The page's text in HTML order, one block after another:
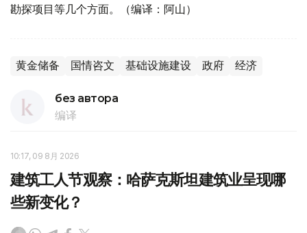
勘探项目等几个方面。（编译：阿山）
黄金储备 国情咨文 基础设施建设 政府 经济
без автора
编译
10:17, 09 8月 2026
建筑工人节观察：哈萨克斯坦建筑业呈现哪
些新变化？